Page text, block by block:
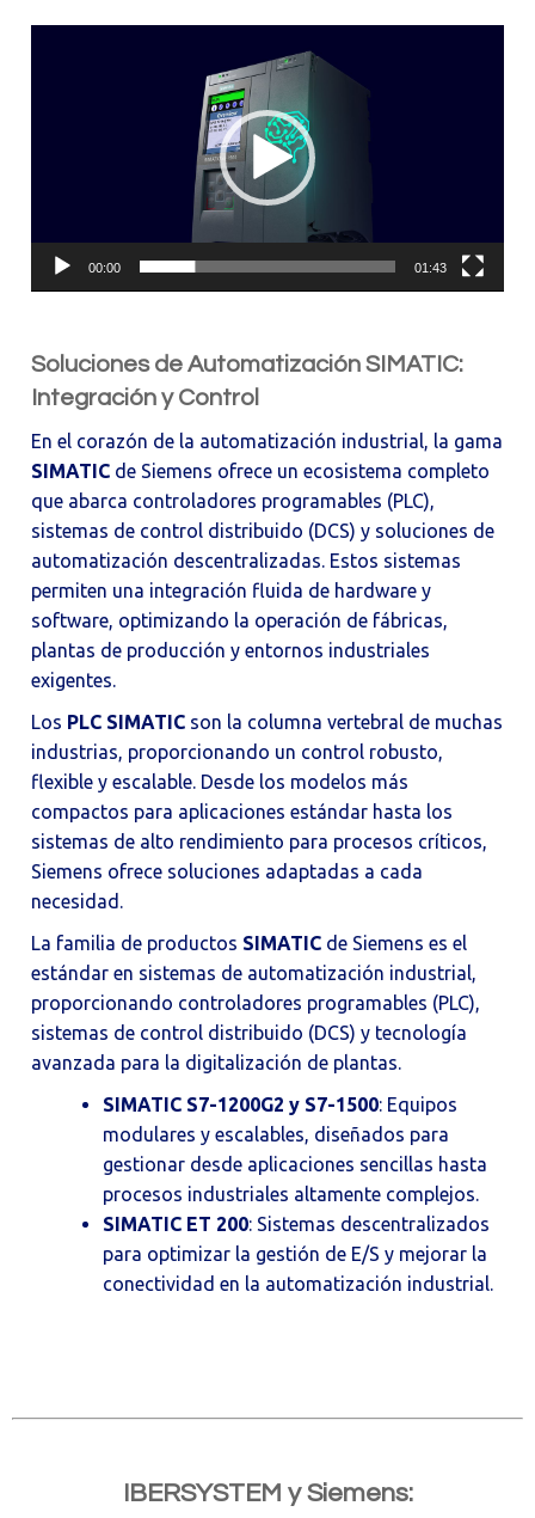
00:00 01:43
Soluciones de Automatización SIMATIC:
Integración y Control
En el corazón de la automatización industrial, la gama
SIMATIC de Siemens ofrece un ecosistema completo
que abarca controladores programables (PLC),
sistemas de control distribuido (DCS) y soluciones de
automatización descentralizadas. Estos sistemas
permiten una integración fluida de hardware y
software, optimizando la operación de fábricas,
plantas de producción y entornos industriales
exigentes.
Los PLC SIMATIC son la columna vertebral de muchas
industrias, proporcionando un control robusto,
flexible y escalable. Desde los modelos más
compactos para aplicaciones estándar hasta los
sistemas de alto rendimiento para procesos críticos,
Siemens ofrece soluciones adaptadas a cada
necesidad.
La familia de productos SIMATIC de Siemens es el
estándar en sistemas de automatización industrial,
proporcionando controladores programables (PLC),
sistemas de control distribuido (DCS) y tecnología
avanzada para la digitalización de plantas.
SIMATIC S7-1200G2 y S7-1500: Equipos
modulares y escalables, diseñados para
gestionar desde aplicaciones sencillas hasta
procesos industriales altamente complejos.
SIMATIC ET 200: Sistemas descentralizados
para optimizar la gestión de E/S y mejorar la
conectividad en la automatización industrial.
IBERSYSTEM ySiemens: